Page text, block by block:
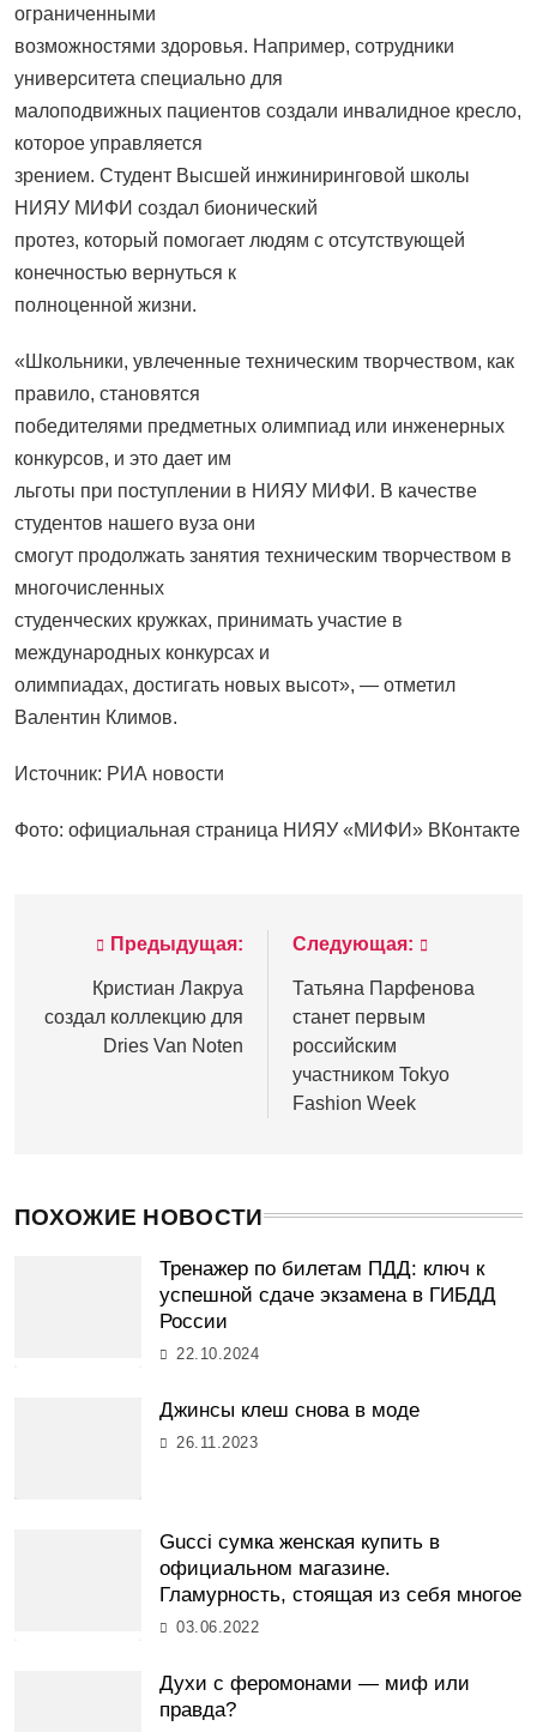
ограниченными
возможностями здоровья. Например, сотрудники
университета специально для
малоподвижных пациентов создали инвалидное кресло,
которое управляется
зрением. Студент Высшей инжиниринговой школы
НИЯУ МИФИ создал бионический
протез, который помогает людям с отсутствующей
конечностью вернуться к
полноценной жизни.
«Школьники, увлеченные техническим творчеством, как
правило, становятся
победителями предметных олимпиад или инженерных
конкурсов, и это дает им
льготы при поступлении в НИЯУ МИФИ. В качестве
студентов нашего вуза они
смогут продолжать занятия техническим творчеством в
многочисленных
студенческих кружках, принимать участие в
международных конкурсах и
олимпиадах, достигать новых высот», — отметил
Валентин Климов.
Источник: РИА новости
Фото: официальная страница НИЯУ «МИФИ» ВКонтакте
Навигация
записям
Предыдущая:
Кристиан Лакруа
создал коллекцию для
Dries Van Noten
Следующая:
Татьяна Парфенова
станет первым
российским
участником Tokyo
Fashion Week
ПОХОЖИЕ НОВОСТИ
Тренажер по билетам ПДД: ключ к
успешной сдаче экзамена в ГИБДД
России
22.10.2024
Джинсы клеш снова в моде
26.11.2023
Gucci сумка женская купить в
официальном магазине.
Гламурность, стоящая из себя многое
03.06.2022
Духи с феромонами — миф или
правда?